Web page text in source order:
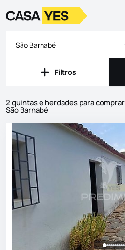
LogoIr para a homepage
Filtros
Filtros
2 quintas e herdades para comprar em
São Barnabé
Imóveis
Lista de Imóveis